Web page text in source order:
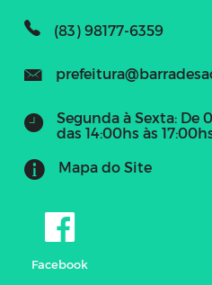
(83) 98177-6359
Segunda à Sexta: De
das 14:00hs às
Mapa do Site
Facebook